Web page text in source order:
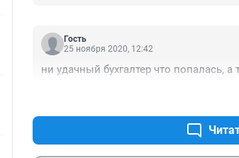
Гость
25 ноября 2020, 12:42
ни удачный бухгалтер что попалась, а